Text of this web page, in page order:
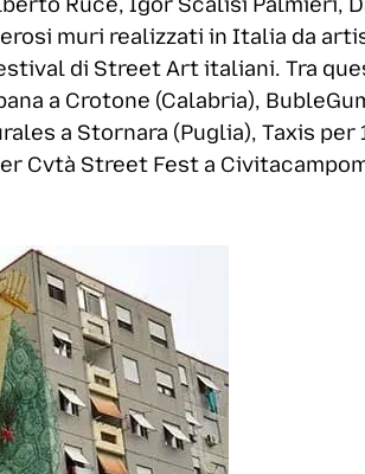
muri realizzati in Italia da
di Street Art italiani. Tra
a Crotone (Calabria),
a Stornara (Puglia), Taxis
Cvtà Street Fest a